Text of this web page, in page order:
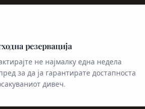
резервација
не најмалку една недела
за да ја гарантирате достапноста
дивеч.